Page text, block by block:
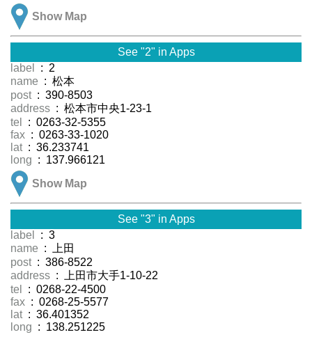
Show Map
See "2" in Apps
label
: 2
name : 松本
post : 390-8503
address : 松本市中央1-23-1
tel
: 0263-32-5355
fax : 0263-33-1020
lat : 36.233741
long : 137.966121
Show Map
See "3" in Apps
label
: 3
name : 上田
post : 386-8522
address : 上田市大手1-10-22
tel
: 0268-22-4500
fax : 0268-25-5577
lat : 36.401352
long : 138.251225